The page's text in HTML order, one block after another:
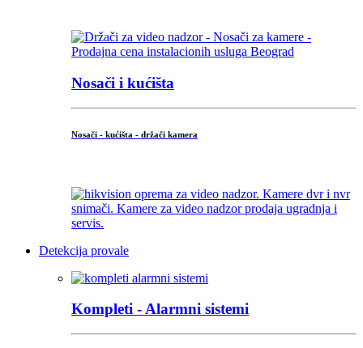
Nosači i kućišta
Nosači - kućišta - držači kamera
Detekcija provale
Kompleti - Alarmni sistemi